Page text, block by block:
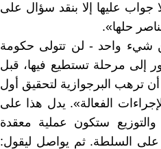
جواب عليها إلا بنقد سؤال على
حلها».
شيء واحد - لن تتولى حكومة
إلى مرحلة تستطيع فيها، قبل
ترهب البرجوازية لتحقيق أول
الفعالة». يدل هذا على
ستكون عملية معقدة
على السلطة. ثم يواصل ليقول: